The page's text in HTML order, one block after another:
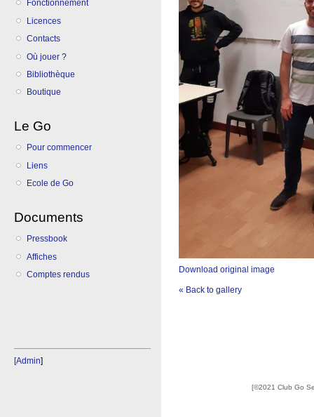
Fonctionnement
Licences
Contacts
Où jouer ?
Bibliothèque
Boutique
Le Go
Pour commencer
Liens
Ecole de Go
Documents
Pressbook
Affiches
Comptes rendus
[Admin]
Download original image
« Back to gallery
[©2021 Club Go